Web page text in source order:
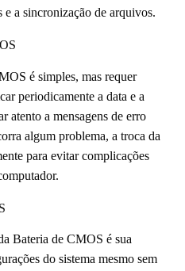
e a sincronização de arquivos.
é simples, mas requer
periodicamente a data e a
atento a mensagens de erro
algum problema, a troca da
para evitar complicações
Bateria de CMOS é sua
do sistema mesmo sem